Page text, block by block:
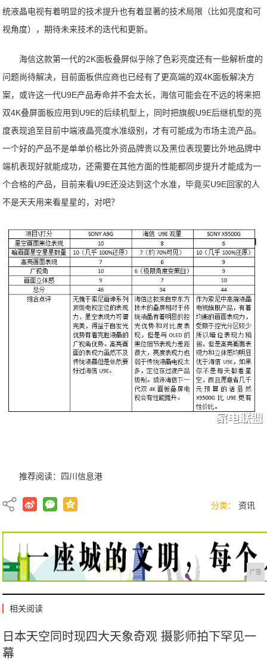
统液晶电视有着明显的技术提升也有着显著的技术局限（比如亮度和可
视角度），期待未来技术的迭代和更新。
海信这款第一代的2K面板叠屏似乎除了色彩亮度还有一些解析度的
问题尚待解决，目前面板供应商也已经有了更高端的双4K面板解决方
案，或许这一代U9E产品寿命并不会太长，海信可能会在不远的将来把
双4K叠屏面板应用到U9E的后续机型上，同时把旗舰U9E后继机型的亮
度表现追至目前中端液晶亮度水准级别，才有可能成为市场主流产品。
一个好的产品不是单单价格比外资品牌贵以及黑位表现要比外地品牌中
端机表现好就能成功，还需要在其他方面的性能都同步提升才能成为一
个合格的产品，目前来看U9E还没达到这个水准，毕竟买U9E回家的人
不是天天用来看星星的，对吧？
推荐阅读： 四川信息港
分类： 资讯
广告
相关阅读
日本天空同时现四大天象奇观 摄影师拍下罕见一
幕